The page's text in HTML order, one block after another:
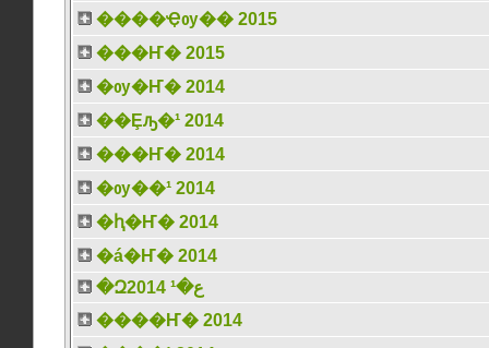
����Ҿѹ�� 2015
���Ҥ� 2015
�ѹ�Ҥ� 2014
��Ȩԡ�¹ 2014
���Ҥ� 2014
�ѹ��¹ 2014
�ԧ�Ҥ� 2014
�á�Ҥ� 2014
�Զع�¹ 2014
����Ҥ� 2014